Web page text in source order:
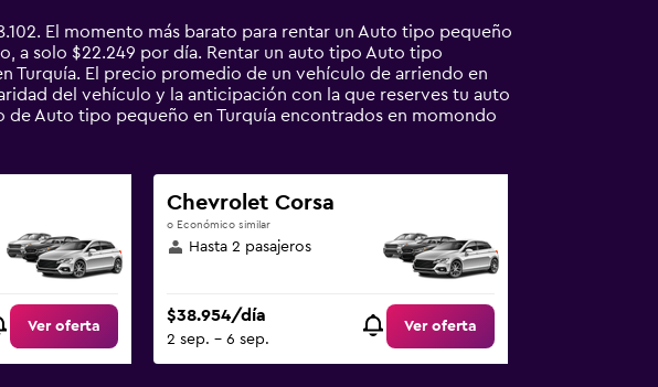
El momento más barato para rentar un Auto tipo pequeño
a solo $22.249 por día. Rentar un auto tipo Auto tipo
Turquía. El precio promedio de un vehículo de arriendo en
del vehículo y la anticipación con la que reserves tu auto
Auto tipo pequeño en Turquía encontrados en momondo
Ver oferta
Chevrolet Corsa
o Económico similar
Hasta 2 pasajeros
$38.954/día
2 sep. - 6 sep.
Ver oferta